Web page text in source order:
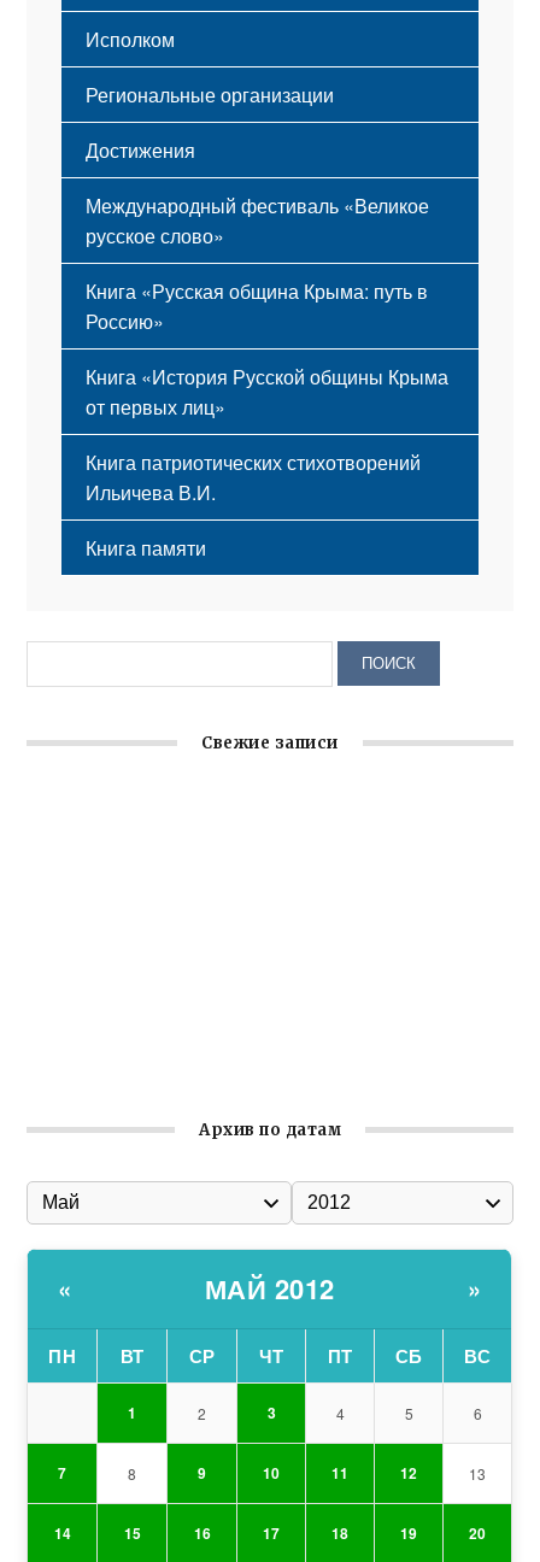
Исполком
Региональные организации
Достижения
Международный фестиваль «Великое
русское слово»
Книга «Русская община Крыма: путь в
Россию»
Книга «История Русской общины Крыма
от первых лиц»
Книга патриотических стихотворений
Ильичева В.И.
Книга памяти
Свежие записи
Архив по датам
« МАЙ 2012 »
ПН ВТ СР ЧТ ПТ СБ ВС
1 2 3 4 5 6
7 8 9 10 11 12 13
14 15 16 17 18 19 20